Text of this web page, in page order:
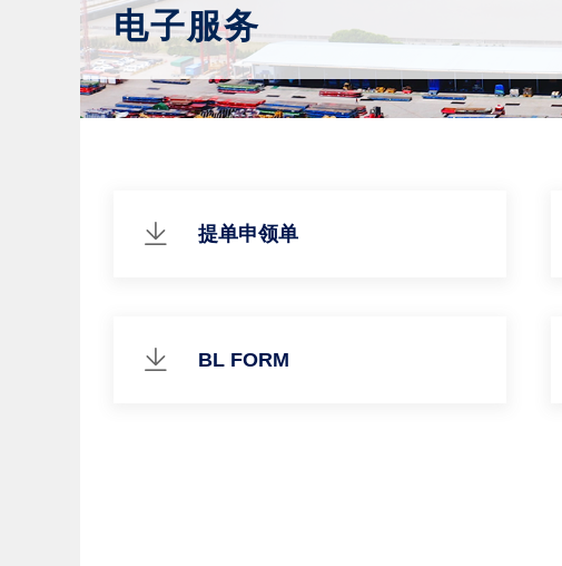
电子服务
提单申领单
BL FORM